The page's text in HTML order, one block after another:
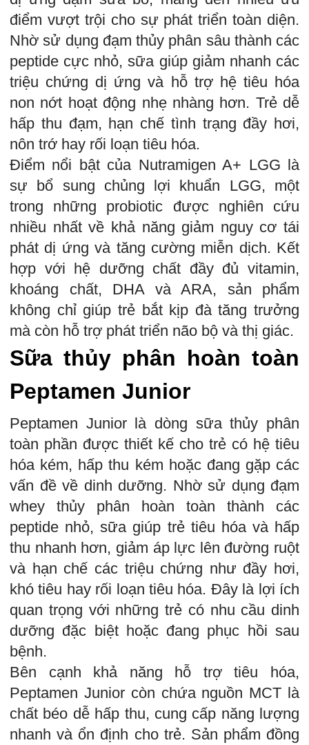
điểm vượt trội cho sự phát triển toàn diện.
Nhờ sử dụng đạm thủy phân sâu thành các
peptide cực nhỏ, sữa giúp giảm nhanh các
triệu chứng dị ứng và hỗ trợ hệ tiêu hóa
non nớt hoạt động nhẹ nhàng hơn. Trẻ dễ
hấp thu đạm, hạn chế tình trạng đầy hơi,
nôn trớ hay rối loạn tiêu hóa.
Điểm nổi bật của Nutramigen A+ LGG là
sự bổ sung chủng lợi khuẩn LGG, một
trong những probiotic được nghiên cứu
nhiều nhất về khả năng giảm nguy cơ tái
phát dị ứng và tăng cường miễn dịch. Kết
hợp với hệ dưỡng chất đầy đủ vitamin,
khoáng chất, DHA và ARA, sản phẩm
không chỉ giúp trẻ bắt kịp đà tăng trưởng
mà còn hỗ trợ phát triển não bộ và thị giác.
Sữa thủy phân hoàn toàn
Peptamen Junior
Peptamen Junior là dòng sữa thủy phân
toàn phần được thiết kế cho trẻ có hệ tiêu
hóa kém, hấp thu kém hoặc đang gặp các
vấn đề về dinh dưỡng. Nhờ sử dụng đạm
whey thủy phân hoàn toàn thành các
peptide nhỏ, sữa giúp trẻ tiêu hóa và hấp
thu nhanh hơn, giảm áp lực lên đường ruột
và hạn chế các triệu chứng như đầy hơi,
khó tiêu hay rối loạn tiêu hóa. Đây là lợi ích
quan trọng với những trẻ có nhu cầu dinh
dưỡng đặc biệt hoặc đang phục hồi sau
bệnh.
Bên cạnh khả năng hỗ trợ tiêu hóa,
Peptamen Junior còn chứa nguồn MCT là
chất béo dễ hấp thu, cung cấp năng lượng
nhanh và ổn định cho trẻ. Sản phẩm đồng